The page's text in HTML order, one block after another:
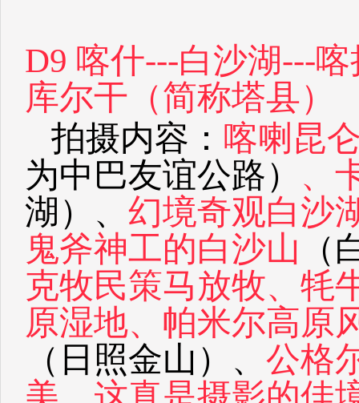
D9 喀什---白沙湖---
库尔干（简称塔县）
拍摄内容： 喀喇昆
为中巴友谊公路） 、
湖）、 幻境奇观白沙
鬼斧神工的白沙山
克牧民策马放牧、牦
原湿地、帕米尔高原
（日照金山）、 公格